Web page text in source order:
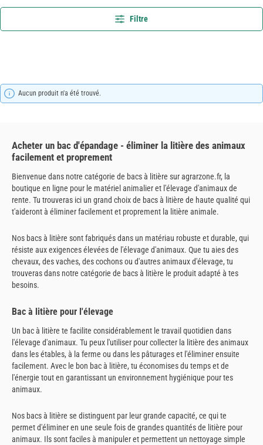
Filtre
Aucun produit n'a été trouvé.
Acheter un bac d'épandage - éliminer la litière des animaux
facilement et proprement
Bienvenue dans notre catégorie de bacs à litière sur agrarzone.fr, la
boutique en ligne pour le matériel animalier et l'élevage d'animaux de
rente. Tu trouveras ici un grand choix de bacs à litière de haute qualité qui
t'aideront à éliminer facilement et proprement la litière animale.
Nos bacs à litière sont fabriqués dans un matériau robuste et durable, qui
résiste aux exigences élevées de l'élevage d'animaux. Que tu aies des
chevaux, des vaches, des cochons ou d'autres animaux d'élevage, tu
trouveras dans notre catégorie de bacs à litière le produit adapté à tes
besoins.
Bac à litière pour l'élevage
Un bac à litière te facilite considérablement le travail quotidien dans
l'élevage d'animaux. Tu peux l'utiliser pour collecter la litière des animaux
dans les étables, à la ferme ou dans les pâturages et l'éliminer ensuite
facilement. Avec le bon bac à litière, tu économises du temps et de
l'énergie tout en garantissant un environnement hygiénique pour tes
animaux.
Nos bacs à litière se distinguent par leur grande capacité, ce qui te
permet d'éliminer en une seule fois de grandes quantités de litière pour
animaux. Ils sont faciles à manipuler et permettent un nettoyage simple